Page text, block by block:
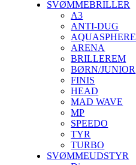
SVØMMEBRILLER
A3
ANTI-DUG
AQUASPHERE
ARENA
BRILLEREM
BØRN/JUNIOR
FINIS
HEAD
MAD WAVE
MP
SPEEDO
TYR
TURBO
SVØMMEUDSTYR